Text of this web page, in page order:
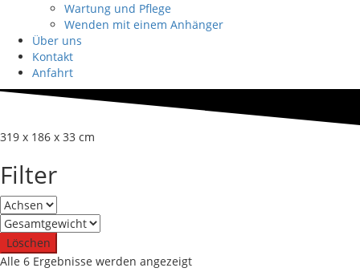
Wartung und Pflege
Wenden mit einem Anhänger
Über uns
Kontakt
Anfahrt
319 x 186 x 33 cm
Filter
Löschen
Alle 6 Ergebnisse werden angezeigtNach